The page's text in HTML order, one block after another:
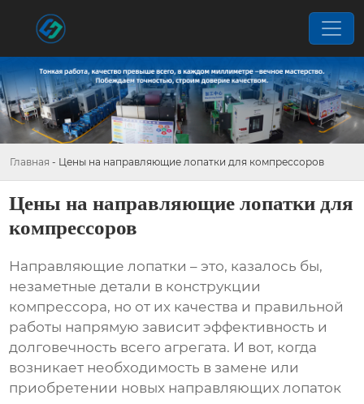
Главная - Цены на направляющие лопатки для компрессоров
Цены на направляющие лопатки для
компрессоров
Направляющие лопатки – это, казалось бы,
незаметные детали в конструкции
компрессора, но от их качества и правильной
работы напрямую зависит эффективность и
долговечность всего агрегата. И вот, когда
возникает необходимость в замене или
приобретении новых направляющих лопаток